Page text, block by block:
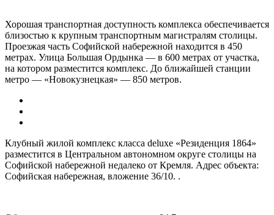
Хорошая транспортная доступность комплекса обеспечивается
близостью к крупным транспортным магистралям столицы.
Проезжая часть Софийской набережной находится в 450
метрах. Улица Большая Ордынка — в 600 метрах от участка,
на котором разместится комплекс. До ближайшей станции
метро — «Новокузнецкая» — 850 метров.
Клубный жилой комплекс класса deluxe «Резиденция 1864»
разместится в Центральном автономном округе столицы на
Софийской набережной недалеко от Кремля. Адрес объекта:
Софийская набережная, вложение 36/10. .